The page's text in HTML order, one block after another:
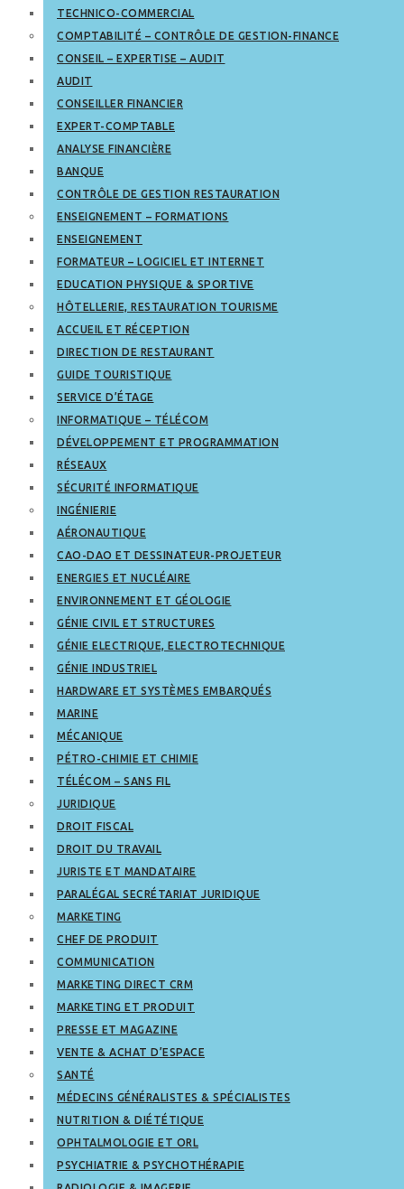
TECHNICO-COMMERCIAL
COMPTABILITÉ – CONTRÔLE DE GESTION-FINANCE
CONSEIL – EXPERTISE – AUDIT
AUDIT
CONSEILLER FINANCIER
EXPERT-COMPTABLE
ANALYSE FINANCIÈRE
BANQUE
CONTRÔLE DE GESTION RESTAURATION
ENSEIGNEMENT – FORMATIONS
ENSEIGNEMENT
FORMATEUR – LOGICIEL ET INTERNET
EDUCATION PHYSIQUE & SPORTIVE
HÔTELLERIE, RESTAURATION TOURISME
ACCUEIL ET RÉCEPTION
DIRECTION DE RESTAURANT
GUIDE TOURISTIQUE
SERVICE D’ÉTAGE
INFORMATIQUE – TÉLÉCOM
DÉVELOPPEMENT ET PROGRAMMATION
RÉSEAUX
SÉCURITÉ INFORMATIQUE
INGÉNIERIE
AÉRONAUTIQUE
CAO-DAO ET DESSINATEUR-PROJETEUR
ENERGIES ET NUCLÉAIRE
ENVIRONNEMENT ET GÉOLOGIE
GÉNIE CIVIL ET STRUCTURES
GÉNIE ELECTRIQUE, ELECTROTECHNIQUE
GÉNIE INDUSTRIEL
HARDWARE ET SYSTÈMES EMBARQUÉS
MARINE
MÉCANIQUE
PÉTRO-CHIMIE ET CHIMIE
TÉLÉCOM – SANS FIL
JURIDIQUE
DROIT FISCAL
DROIT DU TRAVAIL
JURISTE ET MANDATAIRE
PARALÉGAL SECRÉTARIAT JURIDIQUE
MARKETING
CHEF DE PRODUIT
COMMUNICATION
MARKETING DIRECT CRM
MARKETING ET PRODUIT
PRESSE ET MAGAZINE
VENTE & ACHAT D’ESPACE
SANTÉ
MÉDECINS GÉNÉRALISTES & SPÉCIALISTES
NUTRITION & DIÉTÉTIQUE
OPHTALMOLOGIE ET ORL
PSYCHIATRIE & PSYCHOTHÉRAPIE